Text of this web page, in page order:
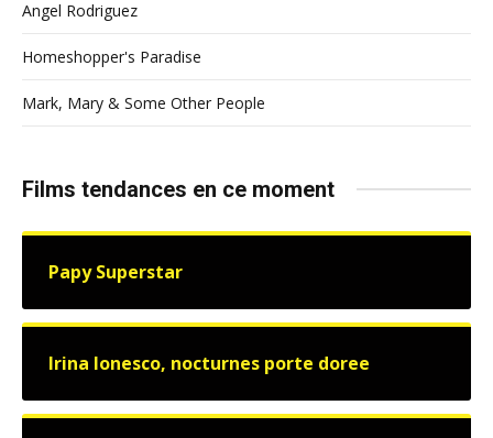
Angel Rodriguez
Homeshopper's Paradise
Mark, Mary & Some Other People
Films tendances en ce moment
Papy Superstar
Irina Ionesco, nocturnes porte doree